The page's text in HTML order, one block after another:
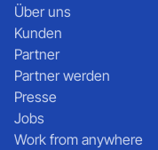
Über uns
Kunden
Partner
Partner werden
Presse
Jobs
Work from anywhere